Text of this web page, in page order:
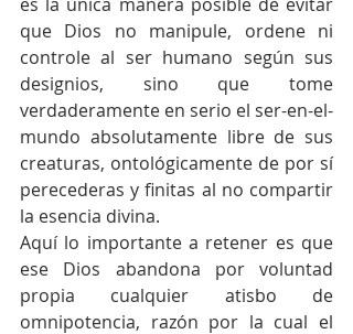
que Dios no manipule, ordene ni
controle al ser humano según sus
designios, sino que tome
verdaderamente en serio el ser-en-el-
mundo absolutamente libre de sus
creaturas, ontológicamente de por sí
perecederas y finitas al no compartir
la esencia divina.
Aquí lo importante a retener es que
ese Dios abandona por voluntad
propia cualquier atisbo de
omnipotencia, razón por la cual el